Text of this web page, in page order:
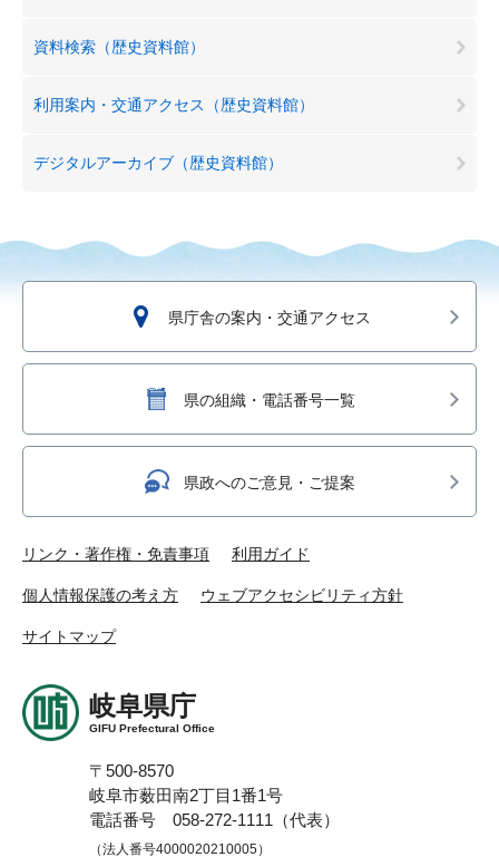
資料検索（歴史資料館）
利用案内・交通アクセス（歴史資料館）
デジタルアーカイブ（歴史資料館）
県庁舎の案内・交通アクセス
県の組織・電話番号一覧
県政へのご意見・ご提案
リンク・著作権・免責事項 利用ガイド
個人情報保護の考え方 ウェブアクセシビリティ方針
サイトマップ
岐阜県庁
GIFU Prefectural Office
〒500-8570
岐阜市薮田南2丁目1番1号
電話番号 058-272-1111（代表）
（法人番号4000020210005）